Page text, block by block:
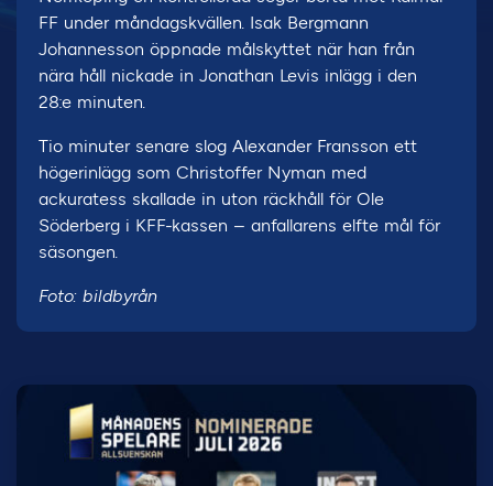
FF under måndagskvällen. Isak Bergmann
Johannesson öppnade målskyttet när han från
nära håll nickade in Jonathan Levis inlägg i den
28:e minuten.
Tio minuter senare slog Alexander Fransson ett
högerinlägg som Christoffer Nyman med
ackuratess skallade in uton räckhåll för Ole
Söderberg i KFF-kassen – anfallarens elfte mål för
säsongen.
Foto: bildbyrån